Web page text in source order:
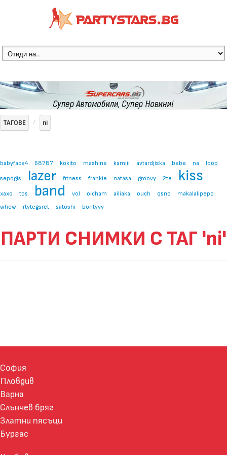
ТАГОВЕ ni
babyface4 68787 kokito mashine kamiii avtardjiska bebe na
loop
sepogis
lazer fitness frankie natasa groovy 2te kiss
xaxo tos band vol oicham ailiaka ouch qsno
makalalipepo
whew
rtytegsret satoshi borityyy
ПАРТИ СНИМКИ С ТАГ 'ni'
София
Пловдив
Варна
Слънчев бряг
Златни пясъци
Бургас